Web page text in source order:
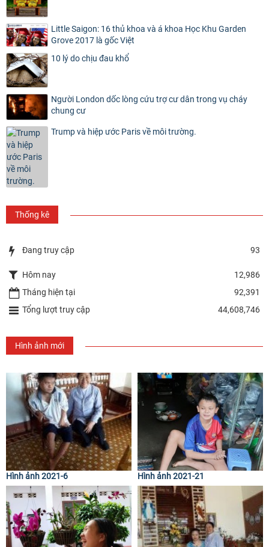
Little Saigon: 16 thủ khoa và á khoa Học Khu Garden
Grove 2017 là gốc Việt
10 lý do chịu đau khổ
Người London dốc lòng cứu trợ cư dân trong vụ cháy
chung cư
Trump và hiệp ước Paris về môi trường.
Thống kê
Đang truy cập 93
Hôm nay
12,986
Tháng hiện tại
92,391
Tổng lượt truy cập
44,608,746
Hình ảnh mới
Hình ảnh 2021-6 Hình ảnh 2021-21